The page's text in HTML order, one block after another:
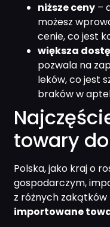
niższe ceny –
możesz
cenie, co jest
większa
pozwala na
leków, co jest
braków w
towary
Polska, jako kraj o
gospodarczym,
z różnych zakątków
importowane